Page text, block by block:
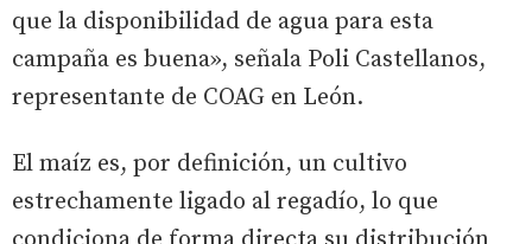
que la disponibilidad de agua para esta
campaña es buena», señala Poli Castellanos,
representante de COAG en León.
El maíz es, por definición, un cultivo
estrechamente ligado al regadío, lo que